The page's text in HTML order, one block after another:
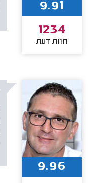
9.91
1234
חוות דעת
9.96